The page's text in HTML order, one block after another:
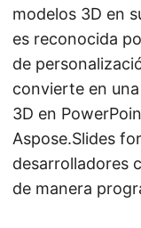
modelos 3D en
es reconocida
de
convierte en
3D en
Aspose.Slides
desarrolladores
de manera